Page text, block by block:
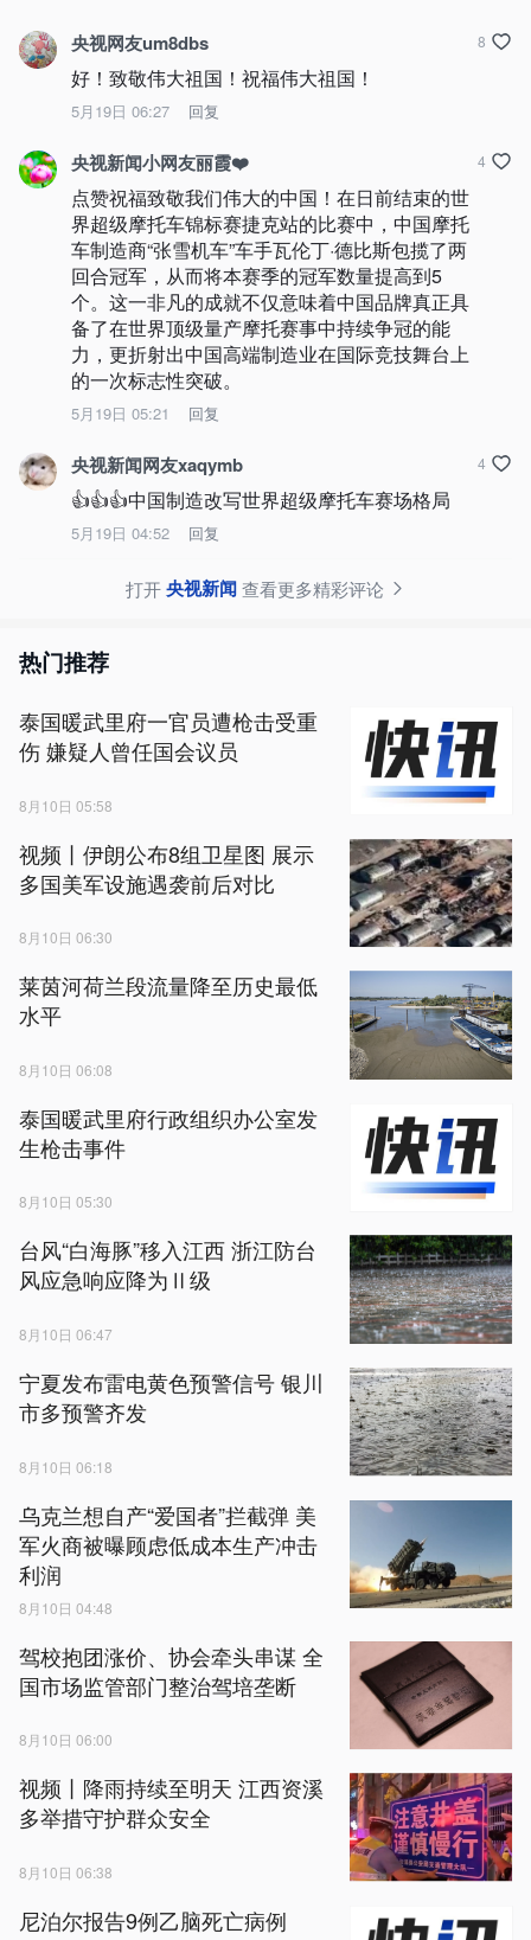
央视网友um8dbs
好！致敬伟大祖国！祝福伟大祖国！
5月19日 06:27 回复
8
央视新闻小网友丽霞❤️
点赞祝福致敬我们伟大的中国！在日前结束的世
界超级摩托车锦标赛捷克站的比赛中，中国摩托
车制造商“张雪机车”车手瓦伦丁·德比斯包揽了两
回合冠军，从而将本赛季的冠军数量提高到5
个。这一非凡的成就不仅意味着中国品牌真正具
备了在世界顶级量产摩托赛事中持续争冠的能
力，更折射出中国高端制造业在国际竞技舞台上
的一次标志性突破。
5月19日 05:21 回复
4
央视新闻网友xaqymb
👍👍👍中国制造改写世界超级摩托车赛场格局
5月19日 04:52 回复
4
打开央视新闻查看更多精彩评论
热门推荐
泰国暖武里府一官员遭枪击受重
伤 嫌疑人曾任国会议员
8月10日 05:58
视频丨伊朗公布8组卫星图 展示
多国美军设施遇袭前后对比
8月10日 06:30
莱茵河荷兰段流量降至历史最低
水平
8月10日 06:08
泰国暖武里府行政组织办公室发
生枪击事件
8月10日 05:30
台风“白海豚”移入江西 浙江防台
风应急响应降为Ⅱ级
8月10日 06:47
宁夏发布雷电黄色预警信号 银川
市多预警齐发
8月10日 06:18
乌克兰想自产“爱国者”拦截弹 美
军火商被曝顾虑低成本生产冲击
利润
8月10日 04:48
驾校抱团涨价、协会牵头串谋 全
国市场监管部门整治驾培垄断
8月10日 06:00
视频丨降雨持续至明天 江西资溪
多举措守护群众安全
8月10日 06:38
尼泊尔报告9例乙脑死亡病例